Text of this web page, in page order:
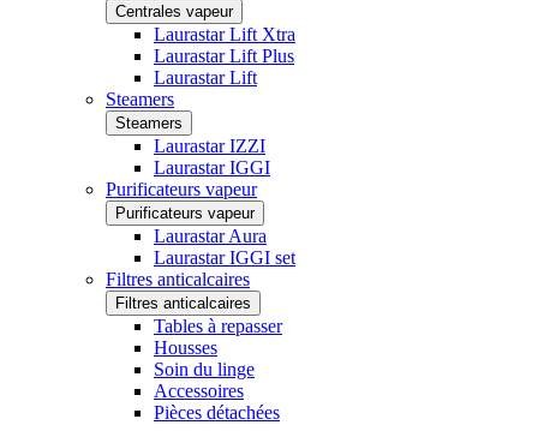
Centrales vapeur
Laurastar Lift Xtra
Laurastar Lift Plus
Laurastar Lift
Steamers
Steamers
Laurastar IZZI
Laurastar IGGI
Purificateurs vapeur
Purificateurs vapeur
Laurastar Aura
Laurastar IGGI set
Filtres anticalcaires
Filtres anticalcaires
Tables à repasser
Housses
Soin du linge
Accessoires
Pièces détachées